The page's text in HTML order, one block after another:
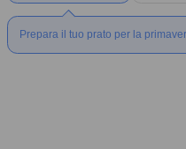
Prepara il tuo prato per la